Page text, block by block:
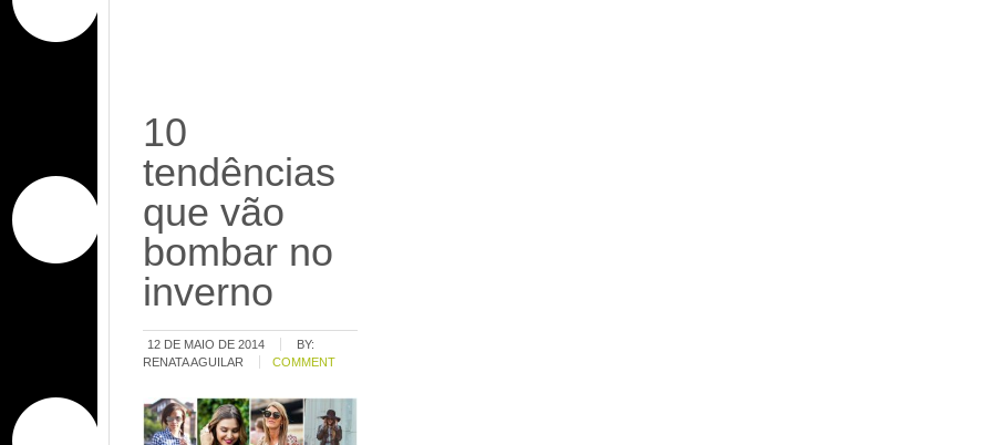
10
tendências
que vão
bombar no
inverno
12 DE MAIO DE 2014
BY:
RENATA AGUILAR
COMMENT